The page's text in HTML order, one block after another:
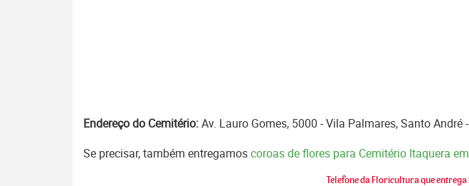
Endereço do Cemitério:Av. Lauro Gomes, 5000 - Vila Palmares, Santo André
Se precisar, também entregamoscoroas de flores para Cemitério Itaquera
Telefone da Floricultura que